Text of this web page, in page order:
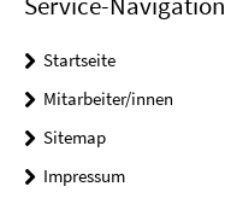
Startseite
Mitarbeiter/innen
Sitemap
Impressum